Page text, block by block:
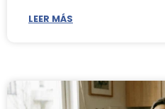
LEER MÁS